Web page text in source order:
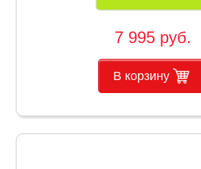
7 995 руб.
В корзину